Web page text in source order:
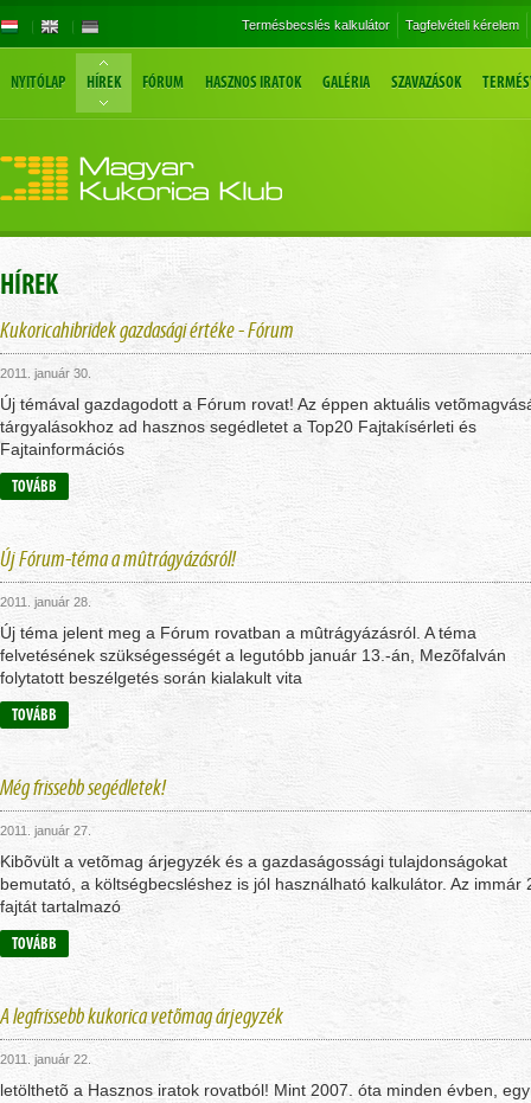
Termésbecslés kalkulátor Tagfelvételi kérelem
NYITÓLAP HÍREK FÓRUM HASZNOS IRATOK GALÉRIA SZAVAZÁSOK
HÍREK
Kukoricahibridek gazdasági értéke - Fórum
2011. január 30.
Új témával gazdagodott a Fórum rovat! Az éppen aktuális
tárgyalásokhoz ad hasznos segédletet a Top20 Fajtakísérleti és
Fajtainformációs
TOVÁBB
Új Fórum-téma a mûtrágyázásról!
2011. január 28.
Új téma jelent meg a Fórum rovatban a mûtrágyázásról. A téma
felvetésének szükségességét a legutóbb január 13.-án, Mezõfalván
folytatott beszélgetés során kialakult vita
TOVÁBB
Még frissebb segédletek!
2011. január 27.
Kibõvült a vetõmag árjegyzék és a gazdaságossági tulajdonságokat
bemutató, a költségbecsléshez is jól használható kalkulátor. Az immár
fajtát tartalmazó
TOVÁBB
A legfrissebb kukorica vetõmag árjegyzék
2011. január 22.
letölthetõ a Hasznos iratok rovatból! Mint 2007. óta minden évben,